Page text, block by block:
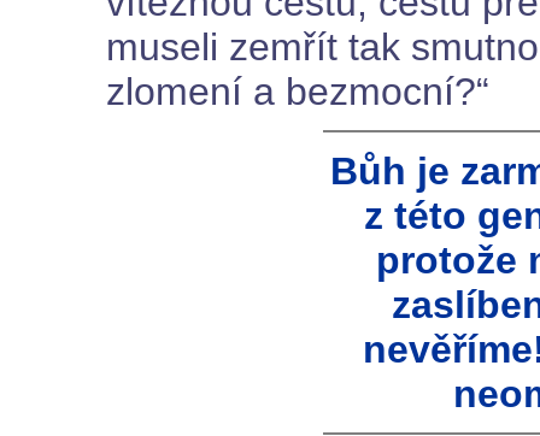
museli zemřít tak
zlomení a bezmocní?“
Bůh je
z této
protože